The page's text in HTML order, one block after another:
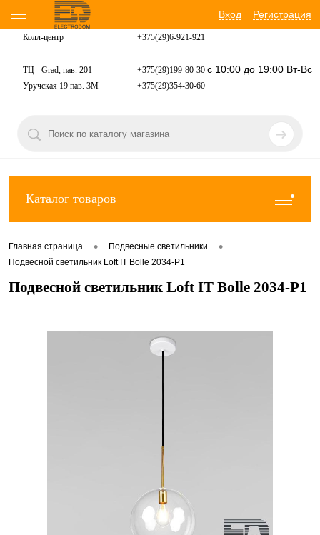
Вход Регистрация
Колл-центр +375(29)6-921-921
ТЦ - Grad, пав. 201 +375(29)199-80-30 с 10:00 до 19:00 Вт-Вс
Уручская 19 пав. 3М +375(29)354-30-60
Каталог товаров
Главная страница • Подвесные светильники •
Подвесной светильник Loft IT Bolle 2034-P1
Подвесной светильник Loft IT Bolle 2034-P1